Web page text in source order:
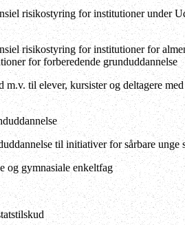
risikostyring for institutioner under
risikostyring for institutioner for
for forberedende grunduddannelse
til elever, kursister og deltagere
til initiativer for sårbare unge
og gymnasiale enkeltfag